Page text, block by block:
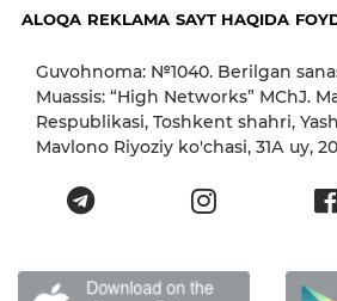
ALOQA REKLAMA SAYT HAQIDA
Guvohnoma: №1040. Berilgan
Muassis: “High Networks” MChJ.
Respublikasi, Toshkent shahri,
Mavlono Riyoziy ko'chasi, 31А uy,